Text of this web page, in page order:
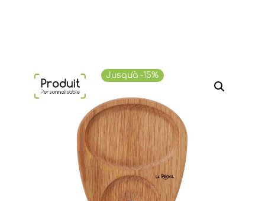
Jusqu'à -15%